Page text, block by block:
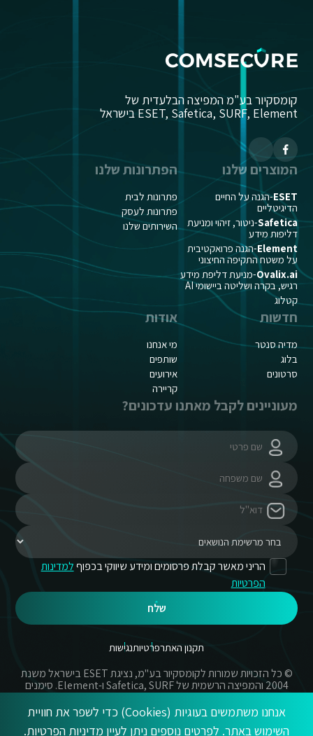
אנחנו משתמשים בעוגיות (Cookies) כדי לשפר את חוויית
השימוש באתר. לפרטים נוספים ניתן לעיין מדיניות הפרטיות.
קומסקיור בע"מ המפיצה הבלעדית של
ESET, Safetica, SURF, Element בישראל
המוצרים שלנו
ESET-הגנה על החיים
הדיגיטליים
Safetica-ניטור, זיהוי ומניעת
דליפות מידע
Element-הגנה פרואקטיבית
על משטח התקיפה החיצוני
Ovalix.ai-מניעת דליפת מידע
רגיש, בקרה ושליטה ביישומי AI
קטלוג
הפתרונות שלנו
פתרונות לבית
פתרונות לעסק
השירותים שלנו
חדשות
מדיה סנטר
בלוג
סרטונים
אודות
מי אנחנו
שותפים
אירועים
קריירה
מעוניינים לקבל מאתנו עדכונים?
הריני מאשר קבלת פרסומים ומידע שיווקי בכפוףלמדינות
הפרטיות
שלח
תקנון האתרפרטיותנגישות
© כל הזכויות שמורות לקומסקיור בע"מ, נציגת ESET בישראל משנת
2004 והמפיצה הרשמית של Safetica, SURF ו-Element. סימנים
מסחריים אשר בשימוש באתר זה הינם סימנים מסחריים או מותגים
רשומים של החברות הרשומות.